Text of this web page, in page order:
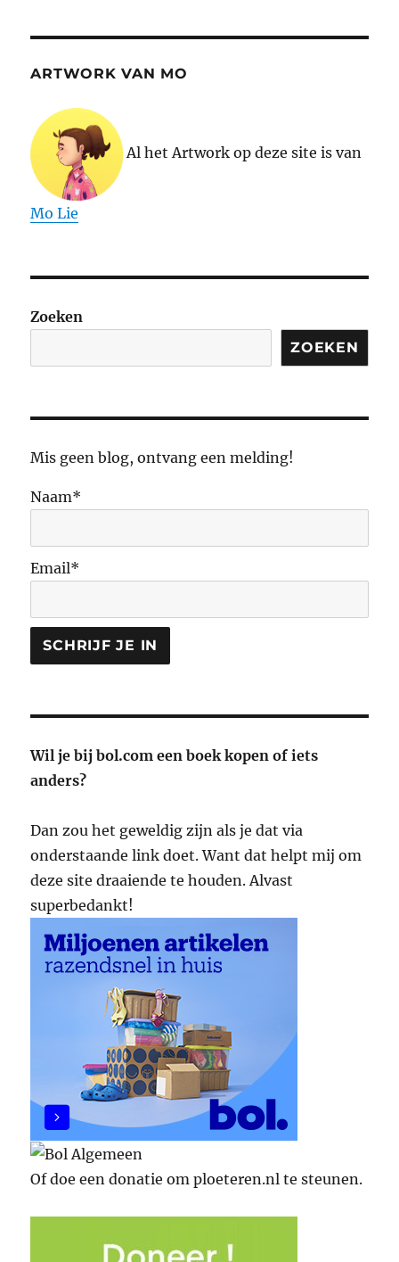
ARTWORK VAN MO
Al het Artwork op deze site is van
Mo Lie
Zoeken
ZOEKEN
Mis geen blog, ontvang een melding!
Naam*
Email*
Wil je bij bol.com een boek kopen of iets
anders?
Dan zou het geweldig zijn als je dat via
onderstaande link doet. Want dat helpt mij om
deze site draaiende te houden. Alvast
superbedankt!
Of doe een donatie om ploeteren.nl te steunen.